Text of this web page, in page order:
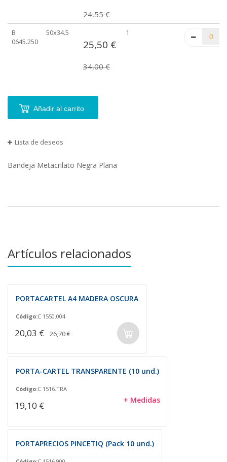
24,55 €
B
0645.250
50x34.5
25,50 €
34,00 €
1
Añadir al carrito
Lista de deseos
Bandeja Metacrilato Negra Plana
Artículos relacionados
PORTACARTEL A4 MADERA OSCURA
Código:C 1550.004
20,03 € 26,70 €
PORTA-CARTEL TRANSPARENTE (10 und.)
Código:C 1516.TRA
19,10 € + Medidas
PORTAPRECIOS PINCETIQ (Pack 10 und.)